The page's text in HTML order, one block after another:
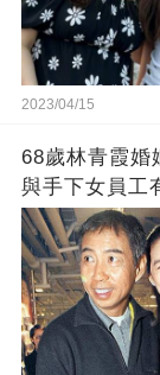
2023/04/15
68歲林青霞婚
與手下女員工